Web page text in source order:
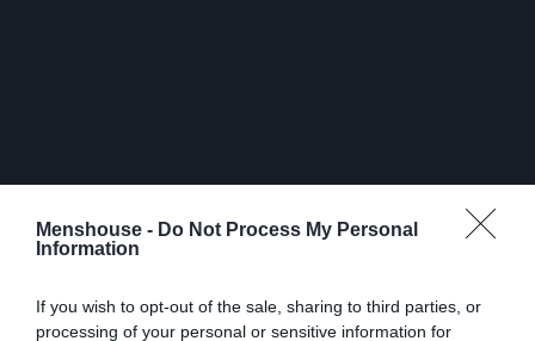
Menshouse - Do Not Process My Personal
Information
If you wish to opt-out of the sale, sharing to third parties, or
processing of your personal or sensitive information for
Στις μέρες μας πλέον μόνο αυτές οι αναφορές, κάποιες